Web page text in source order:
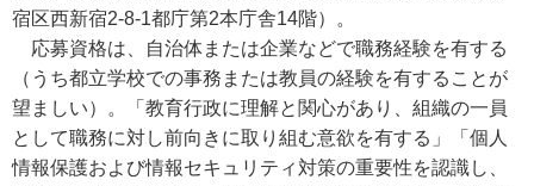
宿区西新宿2-8-1都庁第2本庁舎14階）。
応募資格は、自治体または企業などで職務経験を有する
（うち都立学校での事務または教員の経験を有することが
望ましい）。「教育行政に理解と関心があり、組織の一員
として職務に対し前向きに取り組む意欲を有する」「個人
情報保護および情報セキュリティ対策の重要性を認識し、